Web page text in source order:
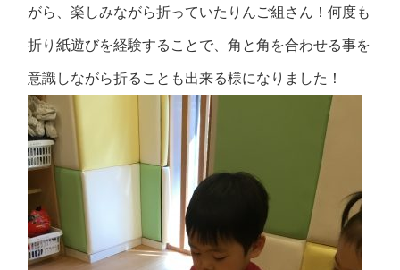
がら、楽しみながら折っていたりんご組さん！何度も
折り紙遊びを経験することで、角と角を合わせる事を
意識しながら折ることも出来る様になりました！